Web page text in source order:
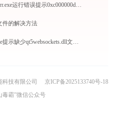
WPS Office错误报告 transerr.exe运行错误提示0xc000000d的解决办法
件的解决方法
插件助手 ClientContainer.exe提示缺少qt5websockets.dll文件的解决办法
科技有限公司
京ICP备2025133740号-18
毒霸”微信公众号